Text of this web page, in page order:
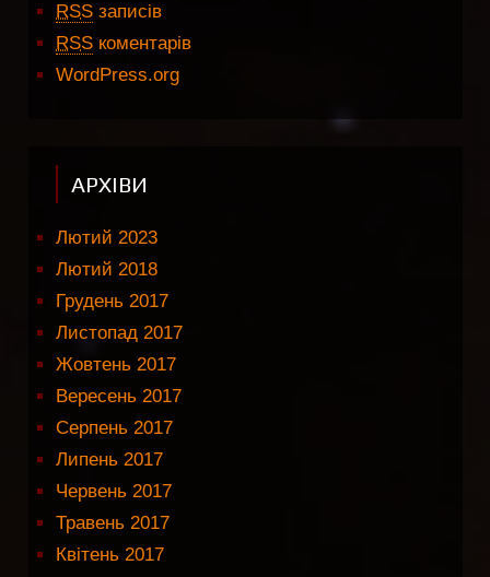
RSS записів
RSS коментарів
WordPress.org
АРХІВИ
Лютий 2023
Лютий 2018
Грудень 2017
Листопад 2017
Жовтень 2017
Вересень 2017
Серпень 2017
Липень 2017
Червень 2017
Травень 2017
Квітень 2017